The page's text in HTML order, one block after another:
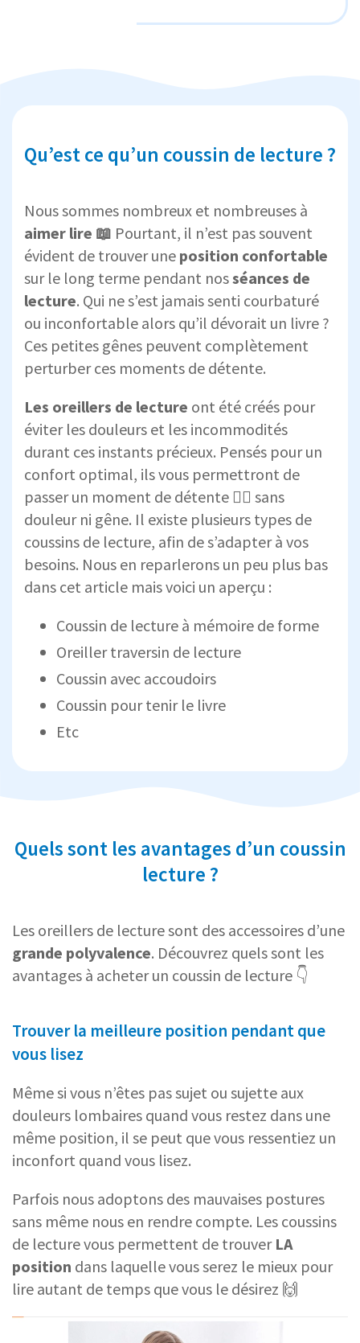
Qu’est ce qu’un coussin de lecture ?
Nous sommes nombreux et nombreuses à
aimer lire 📖 Pourtant, il n’est pas souvent
évident de trouver une position confortable
sur le long terme pendant nosséances de
lecture. Qui ne s’est jamais senti courbaturé
ou inconfortable alors qu’il dévorait un livre ?
Ces petites gênes peuvent complètement
perturber ces moments de détente.
Les oreillers de lecture ont été créés pour
éviter les douleurs et les incommodités
durant ces instants précieux. Pensés pour un
confort optimal, ils vous permettront de
passer un moment de détente 😮‍💨 sans
douleur ni gêne. Il existe plusieurs types de
coussins de lecture, afin de s’adapter à vos
besoins. Nous en reparlerons un peu plus bas
dans cet article mais voici un aperçu :
Coussin de lecture à mémoire de forme
Oreiller traversin de lecture
Coussin avec accoudoirs
Coussin pour tenir le livre
Etc
Quels sont les avantages d’un coussin
lecture ?
Les oreillers de lecture sont des accessoires d’une
grande polyvalence. Découvrez quels sont les
avantages à acheter un coussin de lecture 👇
Trouver la meilleure position pendant que
vous lisez
Même si vous n’êtes pas sujet ou sujette aux
douleurs lombaires quand vous restez dans une
même position, il se peut que vous ressentiez un
inconfort quand vous lisez.
Parfois nous adoptons des mauvaises postures
sans même nous en rendre compte. Les coussins
de lecture vous permettent de trouver LA
position dans laquelle vous serez le mieux pour
lire autant de temps que vous le désirez 🙌